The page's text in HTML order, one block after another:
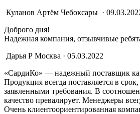
Куланов Артём Чебоксары ·
Доброго дня!
Надежная компания, отзывчивые
Дарья Р Москва · 05.03.2022
«СардиКо» — надежный поставщик
Продукция всегда поставляется в
заявленными требования. В
качество превалирует. Менеджеры
Очень клиентоориентированная